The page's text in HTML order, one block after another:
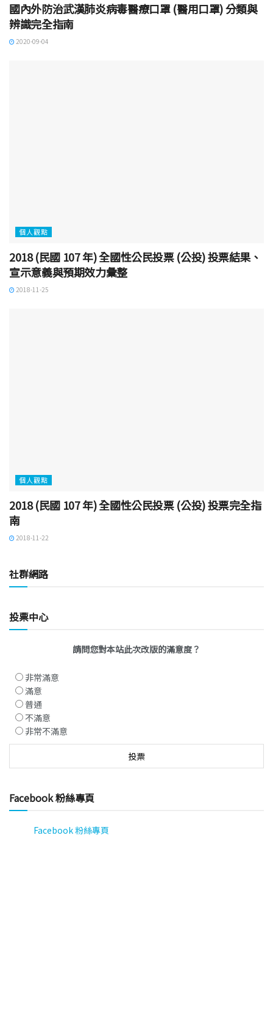
國內外防治武漢肺炎病毒醫療口罩 (醫用口罩) 分類與
辨識完全指南
2020-09-04
個人觀點
2018 (民國 107 年) 全國性公民投票 (公投) 投票結果、
宣示意義與預期效力彙整
2018-11-25
個人觀點
2018 (民國 107 年) 全國性公民投票 (公投) 投票完全指
南
2018-11-22
社群網路
投票中心
請問您對本站此次改版的滿意度？
非常滿意
滿意
普通
不滿意
非常不滿意
Facebook 粉絲專頁
Facebook 粉絲專頁